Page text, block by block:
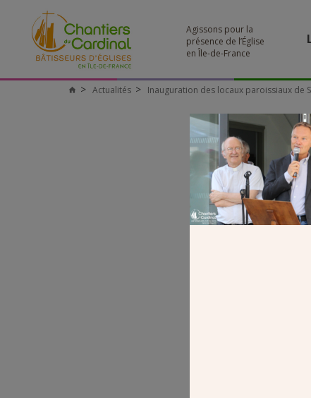
Agissons pour la
présence de l’Église
en Île-de-France
Chantiers
Actualités Inauguration des locaux paroissiaux de